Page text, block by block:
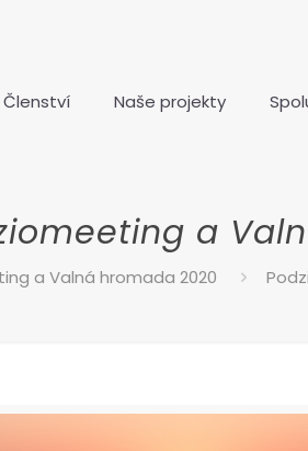
Členství Naše projekty
a
a Valná hromada 2020